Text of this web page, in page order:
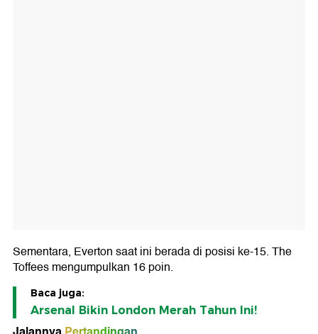
Sementara, Everton saat ini berada di posisi ke-15. The
Toffees mengumpulkan 16 poin.
Baca juga:
Arsenal Bikin London Merah Tahun Ini!